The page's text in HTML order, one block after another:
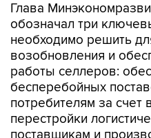
Глава
обозначал три
необходимо решить
возобновления и
работы селлеров:
бесперебойных
потребителям за счет
перестройки